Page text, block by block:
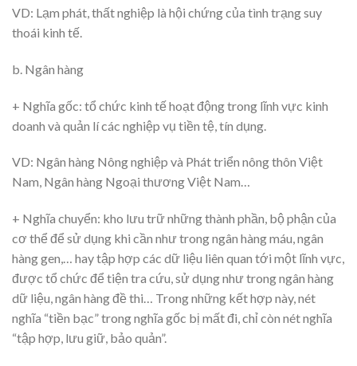
VD: Lạm phát, thất nghiệp là hội chứng của tình trạng suy
thoái kinh tế.
b. Ngân hàng
+ Nghĩa gốc: tổ chức kinh tế hoạt động trong lĩnh vực kinh
doanh và quản lí các nghiệp vụ tiền tệ, tín dụng.
VD: Ngân hàng Nông nghiệp và Phát triển nông thôn Việt
Nam, Ngân hàng Ngoại thương Việt Nam…
+ Nghĩa chuyển: kho lưu trữ những thành phần, bộ phận của
cơ thể để sử dụng khi cần như trong ngân hàng máu, ngân
hàng gen,… hay tập hợp các dữ liệu liên quan tới một lĩnh vực,
được tổ chức để tiện tra cứu, sử dụng như trong ngân hàng
dữ liệu, ngân hàng đề thi… Trong những kết hợp này, nét
nghĩa “tiền bạc” trong nghĩa gốc bị mất đi, chỉ còn nét nghĩa
“tập hợp, lưu giữ, bảo quản”.